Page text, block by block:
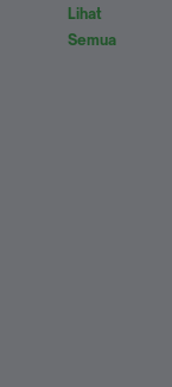
Lihat
Semua